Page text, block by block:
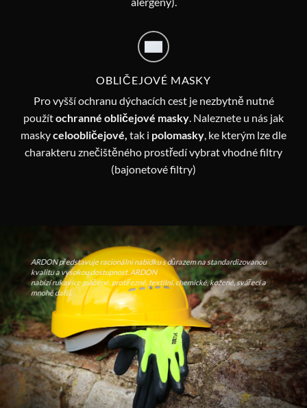
OBLIČEJOVÉ MASKY
Pro vyšší ochranu dýchacích cest je nezbytně nutné
použítochranné obličejové masky. Naleznete u nás jak
maskyceloobličejové, tak i polomasky, ke kterým lze dle
charakteru znečištěného prostředí vybrat vhodné filtry
(bajonetové filtry)
ARDON představuje racionální nabídku s důrazem na standardizovanou
kvalitu a vysokou dostupnost. ARDON
nabízí rukavice máčené, protiřezné, textilní, chemické, kožené, svářecí a
mnohé další.